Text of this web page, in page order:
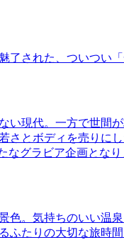
された、ついつい
い現代。一方で世
とボディを売りに
なグラビア企画となり
。気持ちのいい温
たりの大切な旅時